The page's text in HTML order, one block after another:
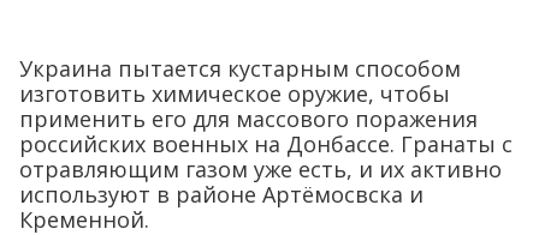
Украина пытается кустарным способом
изготовить химическое оружие, чтобы
применить его для массового поражения
российских военных на Донбассе. Гранаты с
отравляющим газом уже есть, и их активно
используют в районе Артёмосвска и
Кременной.